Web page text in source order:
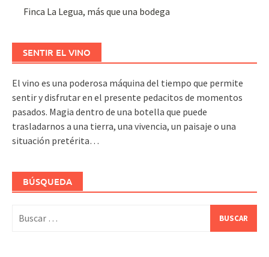
Finca La Legua, más que una bodega
SENTIR EL VINO
El vino es una poderosa máquina del tiempo que permite
sentir y disfrutar en el presente pedacitos de momentos
pasados. Magia dentro de una botella que puede
trasladarnos a una tierra, una vivencia, un paisaje o una
situación pretérita…
BÚSQUEDA